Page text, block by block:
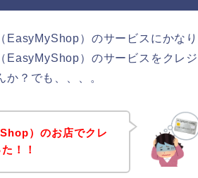
EasyMyShop）のサービスにかなり
EasyMyShop）のサービスをクレジ
？でも、、、。
）のお店でクレ
！！